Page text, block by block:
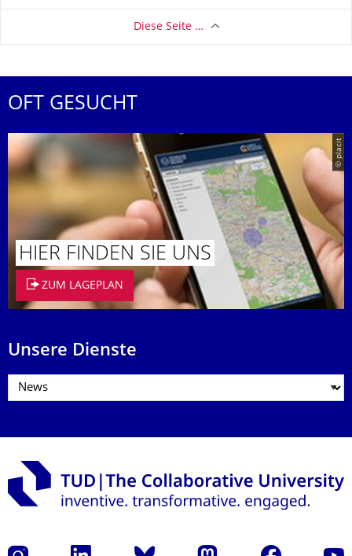
Diese Seite …
OFT GESUCHT
© placit
HIER FINDEN SIE UNS
ZUM LAGEPLAN
Unsere Dienste
Instagram LinkedIn Bluesky Mastodon Facebook